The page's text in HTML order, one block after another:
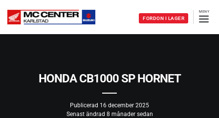
FORDON I LAGER
HONDA CB1000 SP HORNET
Publicerad 16 december 2025
Senast ändrad 8 månader sedan